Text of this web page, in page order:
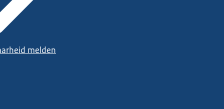
melden